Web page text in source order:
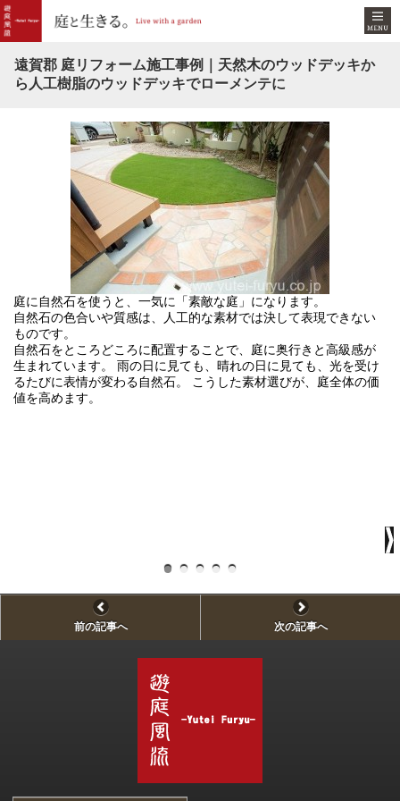
遠賀郡 庭リフォーム施工事例｜天然木のウッドデッキか
ら人工樹脂のウッドデッキでローメンテに
庭に自然石を使うと、一気に「素敵な庭」になります。
自然石の色合いや質感は、人工的な素材では決して表現できない
ものです。
自然石をところどころに配置することで、庭に奥行きと高級感が
生まれています。 雨の日に見ても、晴れの日に見ても、光を受け
るたびに表情が変わる自然石。 こうした素材選びが、庭全体の価
値を高めます。
前の記事へ 次の記事へ